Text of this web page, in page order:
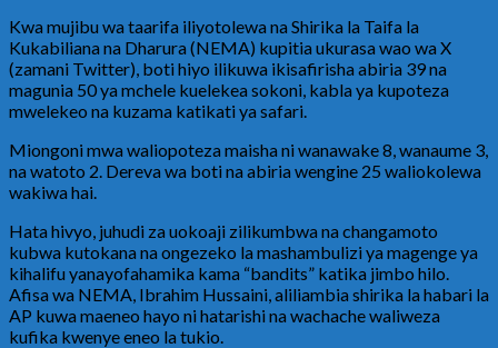
Kwa mujibu wa taarifa iliyotolewa na Shirika la Taifa la
Kukabiliana na Dharura (NEMA) kupitia ukurasa wao wa X
(zamani Twitter), boti hiyo ilikuwa ikisafirisha abiria 39 na
magunia 50 ya mchele kuelekea sokoni, kabla ya kupoteza
mwelekeo na kuzama katikati ya safari.
Miongoni mwa waliopoteza maisha ni wanawake 8, wanaume 3,
na watoto 2. Dereva wa boti na abiria wengine 25 waliokolewa
wakiwa hai.
Hata hivyo, juhudi za uokoaji zilikumbwa na changamoto
kubwa kutokana na ongezeko la mashambulizi ya magenge ya
kihalifu yanayofahamika kama “bandits” katika jimbo hilo.
Afisa wa NEMA, Ibrahim Hussaini, aliliambia shirika la habari la
AP kuwa maeneo hayo ni hatarishi na wachache waliweza
kufika kwenye eneo la tukio.